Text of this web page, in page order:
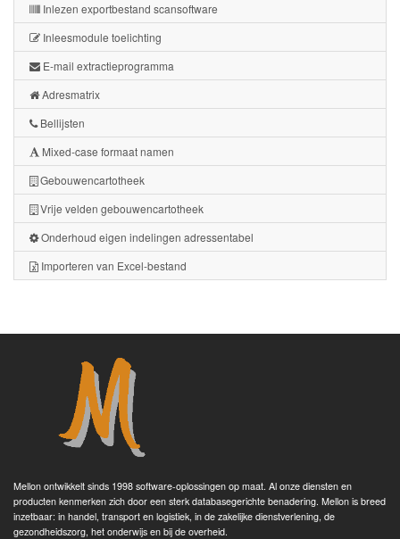
Inlezen exportbestand scansoftware
Inleesmodule toelichting
E-mail extractieprogramma
Adresmatrix
Bellijsten
Mixed-case formaat namen
Gebouwencartotheek
Vrije velden gebouwencartotheek
Onderhoud eigen indelingen adressentabel
Importeren van Excel-bestand
Mellon ontwikkelt sinds 1998 software-oplossingen op maat. Al onze diensten en
producten kenmerken zich door een sterk databasegerichte benadering. Mellon is breed
inzetbaar: in handel, transport en logistiek, in de zakelijke dienstverlening, de
gezondheidszorg, het onderwijs en bij de overheid.